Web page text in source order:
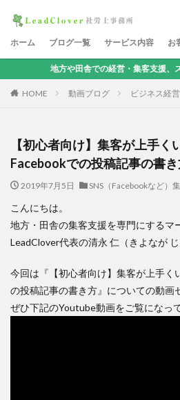
ホーム ブログ一覧 サービス内容 お
田舎での経営・集客支援、ストックビジネ
HOME 動画ブログ ビジネス経営
【初心者向け】集客が上手
Facebookでの投稿記事の書
2019年7月5日 SNS（Facebookなど）
こんにちは。
地方・田舎の集客支援を専門にするマ
LeadClover代表の清永 仁（きよなが じ
今回は『【初心者向け】集客が上手く
の投稿記事の書き方』についての動画
ぜひ下記のYoutube動画をご覧になっ